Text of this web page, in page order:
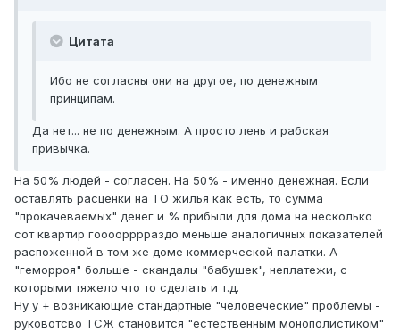
Цитата
Ибо не согласны они на другое, по денежным
принципам.
Да нет... не по денежным. А просто лень и рабская
привычка.
На 50% людей - согласен. На 50% - именно денежная. Если
оставлять расценки на ТО жилья как есть, то сумма
"прокачеваемых" денег и % прибыли для дома на несколько
сот квартир гоооорррраздо меньше аналогичных показателей
распоженной в том же доме коммерческой палатки. А
"геморроя" больше - скандалы "бабушек", неплатежи, с
которыми тяжело что то сделать и т.д.
Ну у + возникающие стандартные "человеческие" проблемы -
руковотсво ТСЖ становится "естественным монополистиком"